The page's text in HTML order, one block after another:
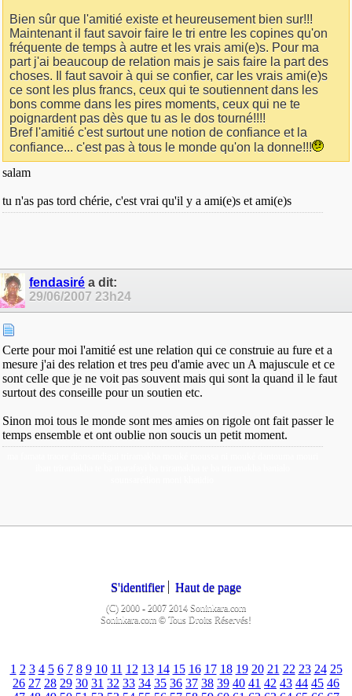
Bien sûr que l'amitié existe et heureusement bien sur!!!
Maintenant il faut savoir faire le tri entre les copines qu'on
fréquente de temps à autre et les vrais ami(e)s. Pour ma
part j'ai beaucoup de relation mais je sais faire la part des
choses. Il faut savoir à qui se confier, car les vrais ami(e)s
ce sont les plus francs, ceux qui te soutiennent dans les
bons comme dans les pires moments, ceux qui ne te
poignardent pas dès que tu as le dos tourné!!!!
Bref l'amitié c'est surtout une notion de confiance et la
confiance... c'est pas à tous le monde qu'on la donne!!!
salam
tu n'as pas tord chérie, c'est vrai qu'il y a ami(e)s et ami(e)s
fendasiré a dit:
29/06/2007 23h24
Certe pour moi l'amitié est une relation qui ce construie au fure et a
mesure j'ai des relation et tres peu d'amie avec un A majuscule et ce
sont celle que je ne voit pas souvent mais qui sont la quand il le faut
surtout des conseille pour un soutien etc.
Sinon moi tous le monde sont mes amies on rigole ont fait passer le
temps ensemble et ont oublie non soucis un petit moment.
S'identifier Haut de page
(C) 2000 - 2007 2014 Soninkara.com
Soninkara.com © Tous Droits Réservés!
1 2 3 4 5 6 7 8 9 10 11 12 13 14 15 16 17 18 19 20 21 22 23 24 25
26 27 28 29 30 31 32 33 34 35 36 37 38 39 40 41 42 43 44 45 46